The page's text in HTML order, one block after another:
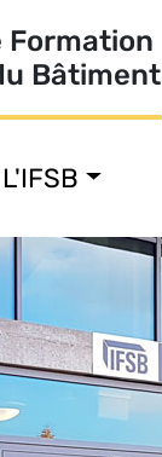
Bâtiment
L'IFSB